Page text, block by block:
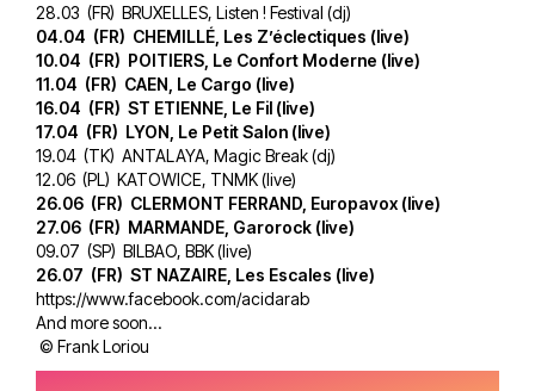
28.03 (FR) BRUXELLES, Listen ! Festival (dj)
04.04 (FR) CHEMILLÉ, Les Z’éclectiques (live)
10.04 (FR) POITIERS, Le Confort Moderne (live)
11.04 (FR) CAEN, Le Cargo (live)
16.04 (FR) ST ETIENNE, Le Fil (live)
17.04 (FR) LYON, Le Petit Salon (live)
19.04 (TK) ANTALAYA, Magic Break (dj)
12.06 (PL) KATOWICE, TNMK (live)
26.06 (FR) CLERMONT FERRAND, Europavox (live)
27.06 (FR) MARMANDE, Garorock (live)
09.07 (SP) BILBAO, BBK (live)
26.07 (FR) ST NAZAIRE, Les Escales (live)
https://www.facebook.com/acidarab
And more soon…
© Frank Loriou